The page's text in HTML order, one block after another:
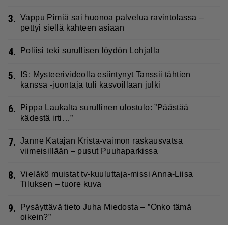
3. Vappu Pimiä sai huonoa palvelua ravintolassa –
pettyi siellä kahteen asiaan
4. Poliisi teki surullisen löydön Lohjalla
5.
IS: Mysteerivideolla esiintynyt Tanssii tähtien
kanssa -juontaja tuli kasvoillaan julki
6.
Pippa Laukalta surullinen ulostulo: ”Päästää
kädestä irti…”
7. Janne Katajan Krista-vaimon raskausvatsa
viimeisillään – pusut Puuhaparkissa
8. Vieläkö muistat tv-kuuluttaja-missi Anna-Liisa
Tiluksen – tuore kuva
9.
Pysäyttävä tieto Juha Miedosta – ”Onko tämä
oikein?”